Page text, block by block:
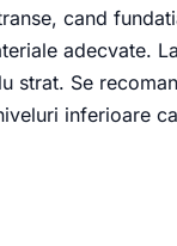
cand
adecvate.
strat. Se
inferioare